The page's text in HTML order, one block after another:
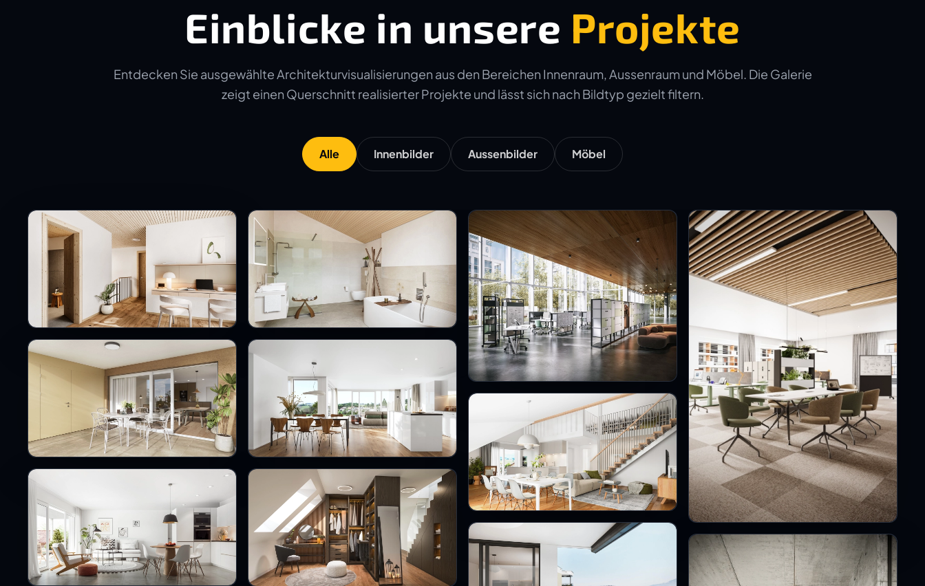
Einblicke in unsere Projekte
Entdecken Sie ausgewählte Architekturvisualisierungen aus den Bereichen Innenraum, Aussenraum und Möbel. Die Galerie
zeigt einen Querschnitt realisierter Projekte und lässt sich nach Bildtyp gezielt filtern.
Alle Innenbilder Aussenbilder Möbel